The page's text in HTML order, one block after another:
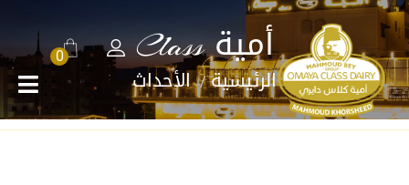
0 أمية Class
الرئيسية الأحداث